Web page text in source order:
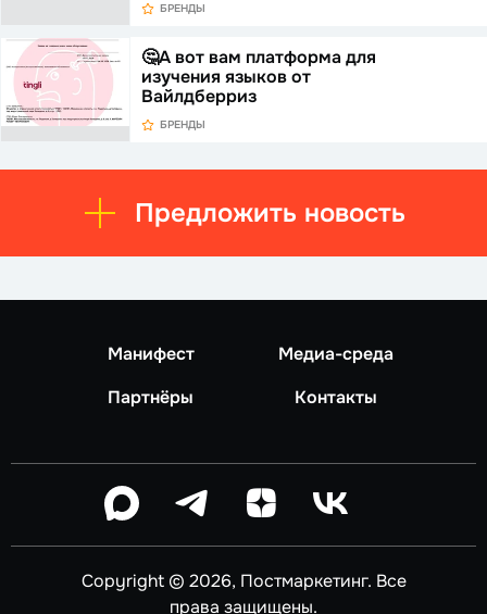
БРЕНДЫ
🤔А вот вам платформа для
изучения языков от
Вайлдберриз
БРЕНДЫ
Предложить новость
Манифест
Медиа-среда
Партнёры
Контакты
Copyright © 2026, Постмаркетинг. Все
права защищены.